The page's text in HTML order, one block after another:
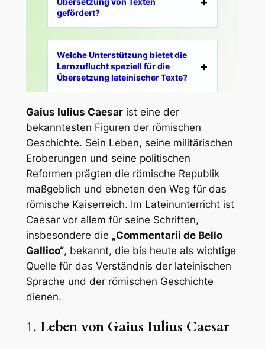
gefördert?
Welche Unterstützung bietet die
Lernzuflucht speziell für die
Übersetzung lateinischer Texte?
Gaius Iulius Caesarist eine der
bekanntesten Figuren der römischen
Geschichte. Sein Leben, seine militärischen
Eroberungen und seine politischen
Reformen prägten die römische Republik
maßgeblich und ebneten den Weg für das
römische Kaiserreich. Im Lateinunterricht ist
Caesar vor allem für seine Schriften,
insbesondere die „Commentarii de Bello
Gallico“, bekannt, die bis heute als wichtige
Quelle für das Verständnis der lateinischen
Sprache und der römischen Geschichte
dienen.
1. Leben von Gaius Iulius Caesar